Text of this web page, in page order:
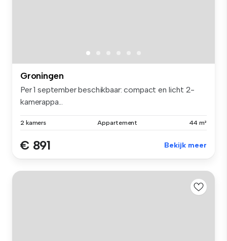
Groningen
Per 1 september beschikbaar: compact en licht 2-
kamerappa...
2 kamers Appartement 44 m²
€ 891 Bekijk meer